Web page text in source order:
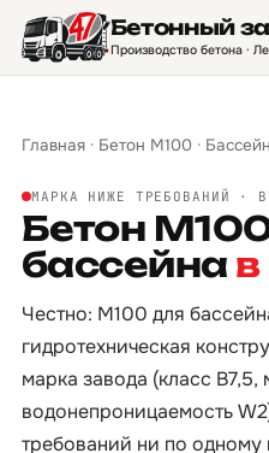
Бетонный
Производство бетона ·
Главная · Бетон М100 · Бассейн
МАРКА НИЖЕ ТРЕБОВАНИЙ ·
Бетон
бассейна
Честно: М100 для
гидротехническая
марка завода (класс
водонепроницаемость
требований ни по одному